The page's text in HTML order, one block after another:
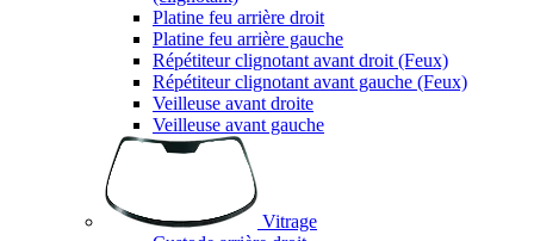
Platine feu arrière droit
Platine feu arrière gauche
Répétiteur clignotant avant droit (Feux)
Répétiteur clignotant avant gauche (Feux)
Veilleuse avant droite
Veilleuse avant gauche
Vitrage